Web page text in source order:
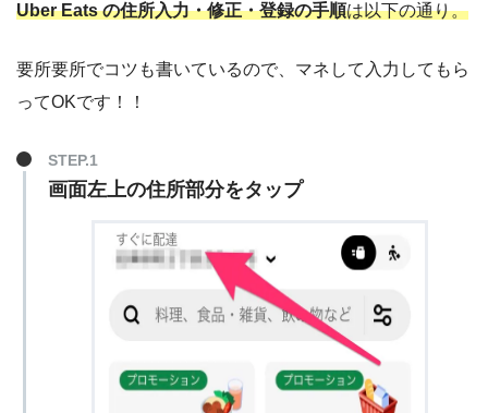
Uber Eats の住所入力・修正・登録の手順は以下の通り。
要所要所でコツも書いているので、マネして入力してもら
ってOKです！！
画面左上の住所部分をタップ